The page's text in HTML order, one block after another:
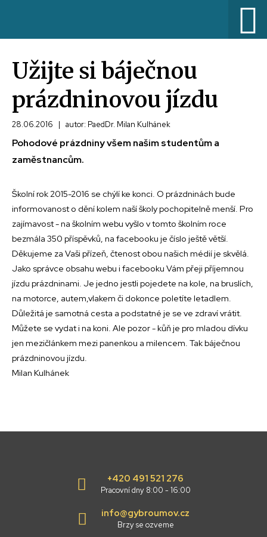
Užijte si báječnou
prázdninovou jízdu
28.06.2016 | autor: PaedDr. Milan Kulhánek
Pohodové prázdniny všem našim studentům a
zaměstnancům.
Školní rok 2015-2016 se chýlí ke konci. O prázdninách bude
informovanost o dění kolem naší školy pochopitelně menší. Pro
zajímavost - na školním webu vyšlo v tomto školním roce
bezmála 350 příspěvků, na facebooku je číslo ještě větší.
Děkujeme za Vaši přízeň, čtenost obou našich médií je skvělá.
Jako správce obsahu webu i facebooku Vám přeji příjemnou
jízdu prázdninami. Je jedno jestli pojedete na kole, na bruslích,
na motorce, autem,vlakem či dokonce poletíte letadlem.
Důležitá je samotná cesta a podstatné je se ve zdraví vrátit.
Můžete se vydat i na koni. Ale pozor - kůň je pro mladou dívku
jen mezičlánkem mezi panenkou a milencem. Tak báječnou
prázdninovou jízdu.
Milan Kulhánek
+420 491 521 276
Pracovní dny 8:00 - 16:00
info@gybroumov.cz
Brzy se ozveme